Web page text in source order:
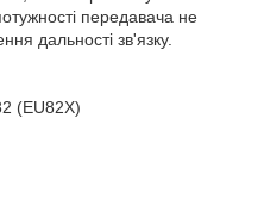
передавача не
дальності зв'язку.
(EU82X)